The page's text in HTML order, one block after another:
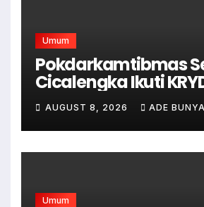
Umum
Pokdarkamtibmas
Cicalengka Ikuti
Gabungan Bersama
Satpol PP dan
Terciptanya
Ketertiban
AUGUST 8, 2026 ADE
Umum